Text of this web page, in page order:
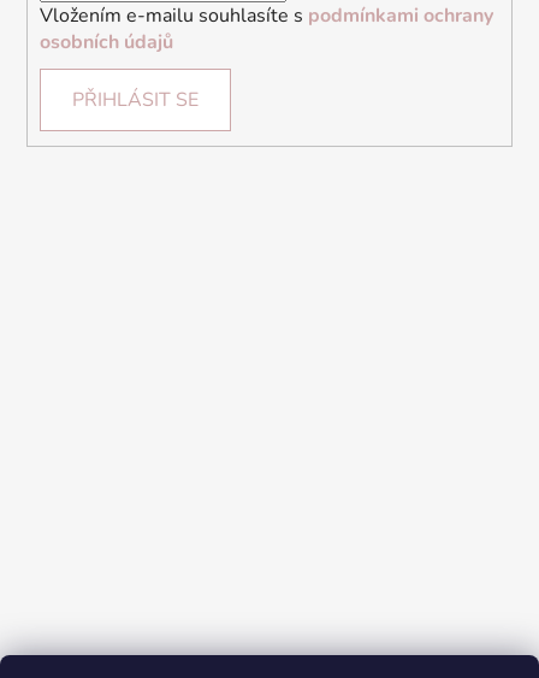
Vložením e-mailu souhlasíte s podmínkami ochrany
osobních údajů
PŘIHLÁSIT SE